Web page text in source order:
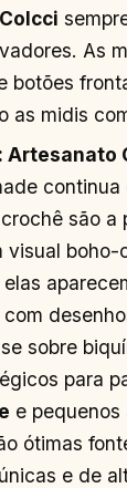
Colcci
As
botões
as midis
Artesanato
continua
são a
visual boho-
sobre
para
e pequenos
ótimas
e de